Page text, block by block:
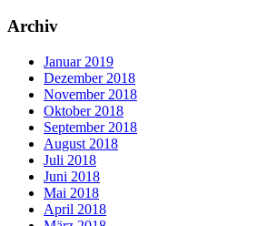
Archiv
Januar 2019
Dezember 2018
November 2018
Oktober 2018
September 2018
August 2018
Juli 2018
Juni 2018
Mai 2018
April 2018